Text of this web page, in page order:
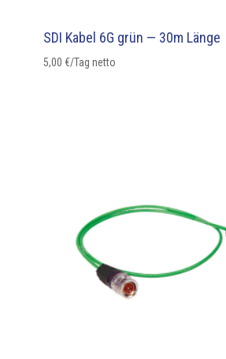
SDI Kabel 6G grün — 30m Länge
5,00 €/Tag netto